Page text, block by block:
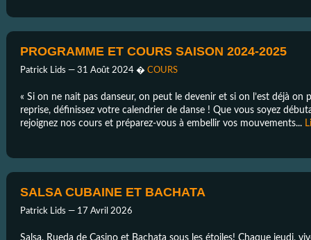
PROGRAMME ET COURS SAISON 2024-2025
Patrick Lids — 31 Août 2024� COURS
« Si on ne nait pas danseur, on peut le devenir et si on l’est déjà on
reprise, définissez votre calendrier de danse ! Que vous soyez
rejoignez nos cours et préparez-vous à embellir vos mouvements...
SALSA CUBAINE ET BACHATA
Patrick Lids — 17 Avril 2026
Salsa, Rueda de Casino et Bachata sous les étoiles! Chaque jeudi,